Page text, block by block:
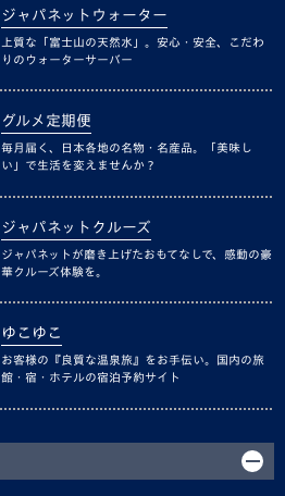
ジャパネットウォーター
上質な「富士山の天然水」。安心・安全、こだわ
りのウォーターサーバー
グルメ定期便
毎月届く、日本各地の名物・名産品。「美味し
い」で生活を変えませんか？
ジャパネットクルーズ
ジャパネットが磨き上げたおもてなしで、感動の豪
華クルーズ体験を。
ゆこゆこ
お客様の『良質な温泉旅』をお手伝い。国内の旅
館・宿・ホテルの宿泊予約サイト